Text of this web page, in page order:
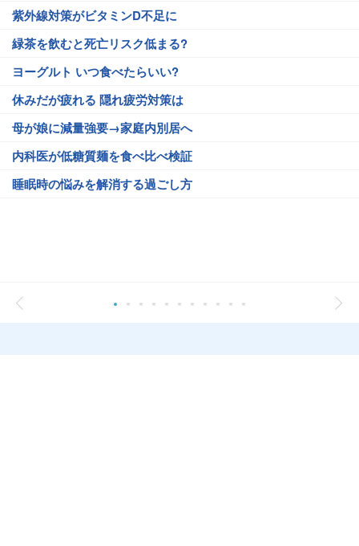
紫外線対策がビタミンD不足に
緑茶を飲むと死亡リスク低まる?
ヨーグルト いつ食べたらいい?
休みだが疲れる 隠れ疲労対策は
母が娘に減量強要→家庭内別居へ
内科医が低糖質麺を食べ比べ検証
睡眠時の悩みを解消する過ごし方